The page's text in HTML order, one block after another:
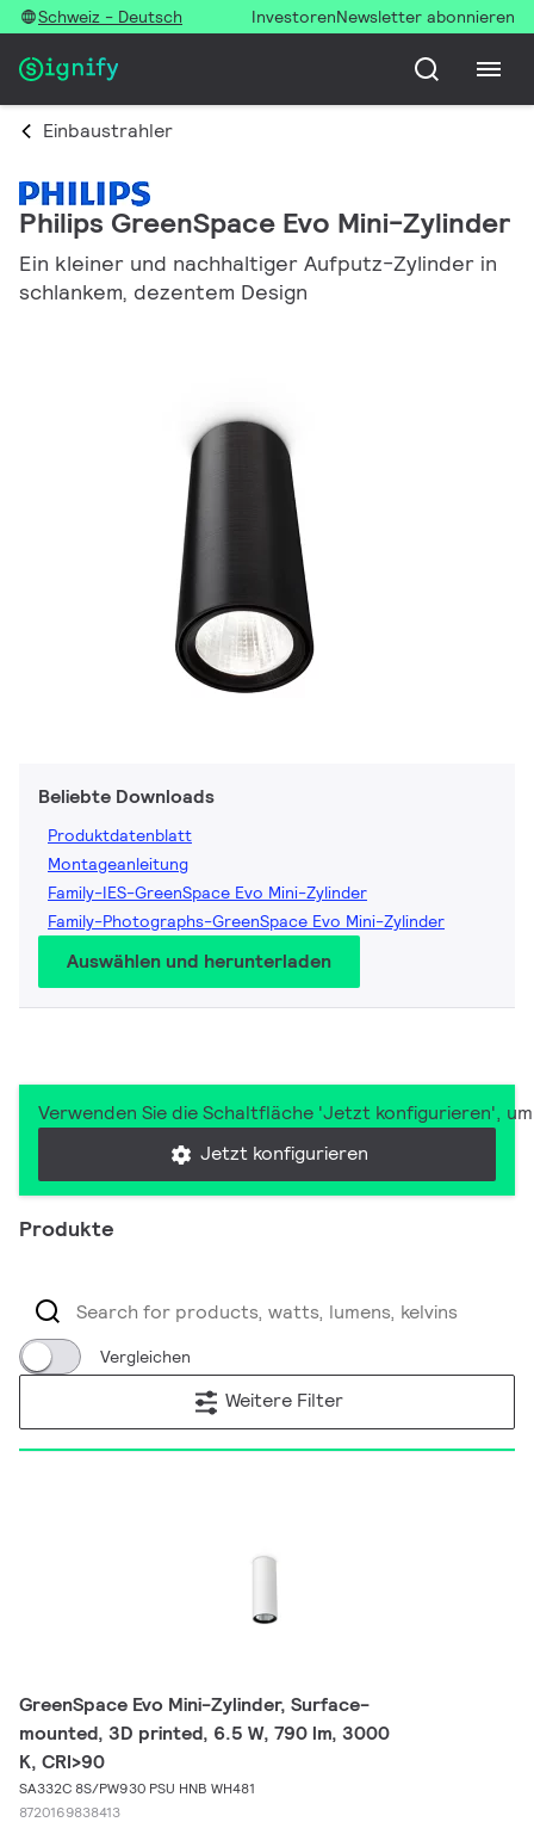
Schweiz - Deutsch InvestorenNewsletter abonnieren
Einbaustrahler
Philips GreenSpace Evo Mini-Zylinder
Ein kleiner und nachhaltiger Aufputz-Zylinder in
schlankem, dezentem Design
Beliebte Downloads
Produktdatenblatt
Montageanleitung
Family-IES-GreenSpace Evo Mini-Zylinder
Family-Photographs-GreenSpace Evo Mini-Zylinder
Auswählen und herunterladen
Verwenden Sie die Schaltfläche 'Jetzt konfigurieren',
Jetzt konfigurieren
Produkte
Vergleichen
Weitere Filter
GreenSpace Evo Mini-Zylinder, Surface-
mounted, 3D printed, 6.5 W, 790 lm, 3000
K, CRI>90
SA332C 8S/PW930 PSU HNB WH481
8720169838413